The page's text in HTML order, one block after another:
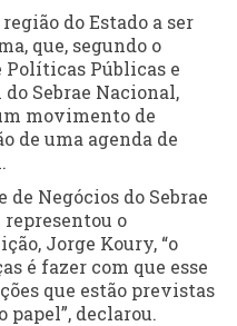
do Estado a ser
que, segundo o
Políticas Públicas e
Sebrae Nacional,
movimento de
de uma agenda de
Negócios do Sebrae
o
Jorge Koury, “o
é fazer com que esse
que estão previstas
papel”, declarou.